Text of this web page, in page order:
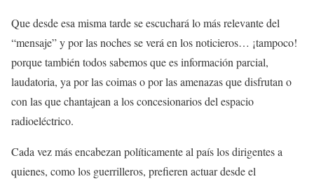
Que desde esa misma tarde se escuchará lo más relevante del
“mensaje” y por las noches se verá en los noticieros… ¡tampoco!
porque también todos sabemos que es información parcial,
laudatoria, ya por las coimas o por las amenazas que disfrutan o
con las que chantajean a los concesionarios del espacio
radioeléctrico.
Cada vez más encabezan políticamente al país los dirigentes a
quienes, como los guerrilleros, prefieren actuar desde el